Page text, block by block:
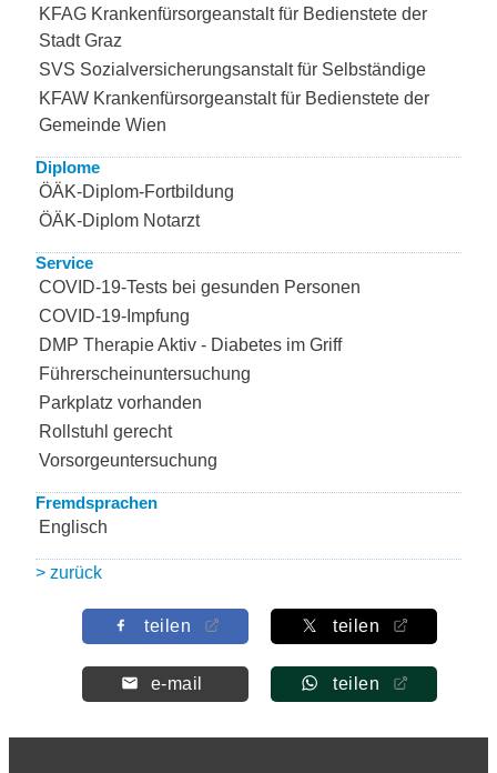
KFAG Krankenfürsorgeanstalt für Bedienstete der
Stadt Graz
SVS Sozialversicherungsanstalt für Selbständige
KFAW Krankenfürsorgeanstalt für Bedienstete der
Gemeinde Wien
Diplome
ÖÄK-Diplom-Fortbildung
ÖÄK-Diplom Notarzt
Service
COVID-19-Tests bei gesunden Personen
COVID-19-Impfung
DMP Therapie Aktiv - Diabetes im Griff
Führerscheinuntersuchung
Parkplatz vorhanden
Rollstuhl gerecht
Vorsorgeuntersuchung
Fremdsprachen
Englisch
> zurück
teilen teilen
e-mail teilen